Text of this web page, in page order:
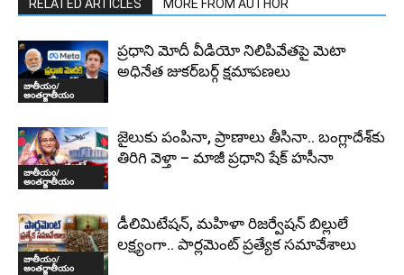
RELATED ARTICLES MORE FROM AUTHOR
జాతీయం/
అంతర్జాతీయం
ప్రధాని మోదీ వీడియో నిలిపివేతపై మెటా
అధినేత జుకర్‌బర్గ్‌ క్షమాపణలు
జాతీయం/
అంతర్జాతీయం
జైలుకు పంపినా, ప్రాణాలు తీసినా.. బంగ్లాదేశ్‌కు
తిరిగి వెళ్తా – మాజీ ప్రధాని షేక్ హసీనా
జాతీయం/
అంతర్జాతీయం
డీలిమిటేషన్, మహిళా రిజర్వేషన్ బిల్లులే
లక్ష్యంగా.. పార్లమెంట్ ప్రత్యేక సమావేశాలు